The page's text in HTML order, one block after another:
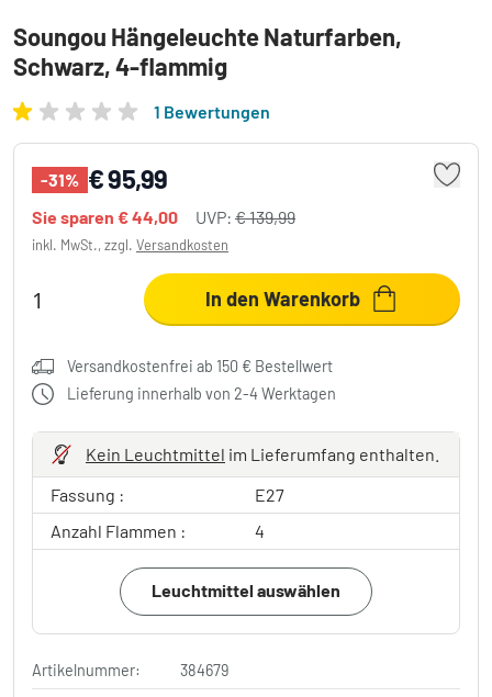
Soungou Hängeleuchte Naturfarben,
Schwarz, 4-flammig
1 Bewertungen
-31% € 95,99
Sie sparen € 44,00 UVP: € 139,99
inkl. MwSt., zzgl. Versandkosten
In den Warenkorb
Versandkostenfrei ab 150 € Bestellwert
Lieferung innerhalb von 2-4 Werktagen
Kein Leuchtmittel im Lieferumfang enthalten.
Fassung :
E27
Anzahl Flammen :
4
Leuchtmittel auswählen
Artikelnummer:
384679